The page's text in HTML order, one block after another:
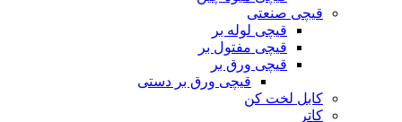
قیچی صنعتی
قیچی لوله بر
قیچی مفتول بر
قیچی ورق بر
قیچی ورق بر دستی
کابل لخت کن
کاتر